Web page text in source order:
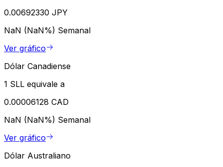
0.00692330 JPY
NaN (NaN%) Semanal
Ver gráfico
Dólar Canadiense
1 SLL equivale a
0.00006128 CAD
NaN (NaN%) Semanal
Ver gráfico
Dólar Australiano